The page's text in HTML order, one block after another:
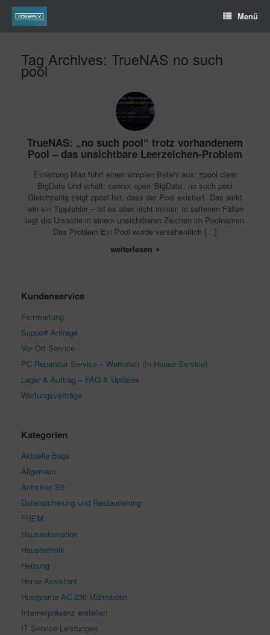
Menü
Tag Archives: TrueNAS no such
pool
TrueNAS: „no such pool“ trotz vorhandenem
Pool – das unsichtbare Leerzeichen-Problem
Einleitung Man führt einen simplen Befehl aus: zpool clear
BigData Und erhält: cannot open 'BigData': no such pool
Gleichzeitig zeigt zpool list, dass der Pool existiert. Das wirkt
wie ein Tippfehler – ist es aber nicht immer. In seltenen Fällen
liegt die Ursache in einem unsichtbaren Zeichen im Poolnamen.
Das Problem Ein Pool wurde versehentlich […]
weiterlesen
Kundenservice
Fernwartung
Support Anfrage
Vor Ort Service
PC Reparatur Service – Werkstatt (In-House-Service)
Lager & Auftrag – FAQ & Updates
Wartungsverträge
Kategorien
Aktuelle Bugs
Allgemein
Antminer S9
Datensicherung und Restaurierung
FHEM
Hausautomation
Haustechnik
Heizung
Home Assistant
Husqvarna AC 230 Mähroboter
Internetpräsenz erstellen
IT Service Leistungen